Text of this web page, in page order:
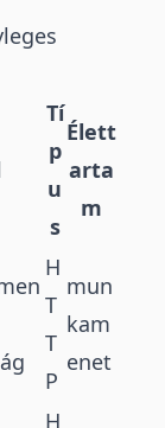
Tí
p
u
s
Élett
arta
m
H
T
T
P
mun
kam
enet
H